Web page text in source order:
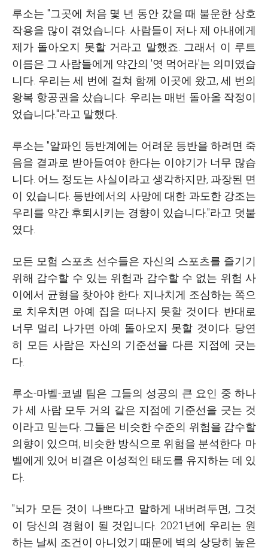
루소는 "그곳에 처음 몇 년 동안 갔을 때 불운한 상호
작용을 많이 겪었습니다. 사람들이 저나 제 아내에게
제가 돌아오지 못할 거라고 말했죠. 그래서 이 루트
이름은 그 사람들에게 약간의 '엿 먹어라'는 의미였습
니다. 우리는 세 번에 걸쳐 함께 이곳에 왔고, 세 번의
왕복 항공권을 샀습니다. 우리는 매번 돌아올 작정이
었습니다."라고 말했다.
루소는 "알파인 등반계에는 어려운 등반을 하려면 죽
음을 결과로 받아들여야 한다는 이야기가 너무 많습
니다. 어느 정도는 사실이라고 생각하지만, 과장된 면
이 있습니다. 등반에서의 사망에 대한 과도한 강조는
우리를 약간 후퇴시키는 경향이 있습니다."라고 덧붙
였다.
모든 모험 스포츠 선수들은 자신의 스포츠를 즐기기
위해 감수할 수 있는 위험과 감수할 수 없는 위험 사
이에서 균형을 찾아야 한다. 지나치게 조심하는 쪽으
로 치우치면 아예 집을 떠나지 못할 것이다. 반대로
너무 멀리 나가면 아예 돌아오지 못할 것이다. 당연
히 모든 사람은 자신의 기준선을 다른 지점에 긋는
다.
루소-마벨-코넬 팀은 그들의 성공의 큰 요인 중 하나
가 세 사람 모두 거의 같은 지점에 기준선을 긋는 것
이라고 믿는다. 그들은 비슷한 수준의 위험을 감수할
의향이 있으며, 비슷한 방식으로 위험을 분석한다. 마
벨에게 있어 비결은 이성적인 태도를 유지하는 데 있
다.
"뇌가 모든 것이 나쁘다고 말하게 내버려두면, 그것
이 당신의 경험이 될 것입니다. 2021년에 우리는 원
하는 날씨 조건이 아니었기 때문에 벽의 상당히 높은